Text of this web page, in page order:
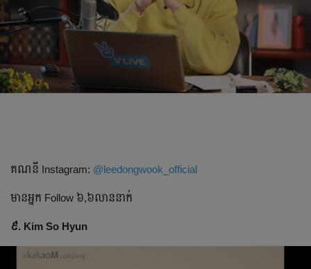
គណនី​ Instagram: @leedongwook_official
មានអ្នក​ Follow ៦,៦លាននាក់
៩. Kim So Hyun